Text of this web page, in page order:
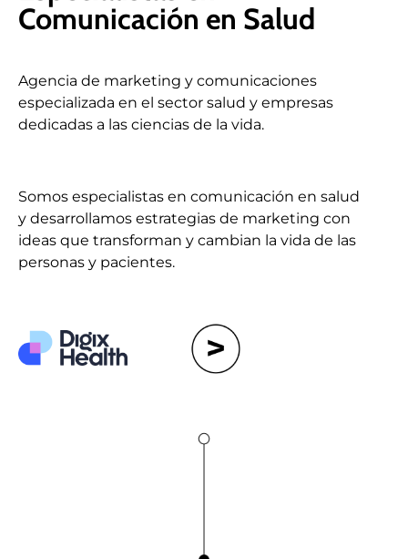
Comunicación en Salud
Agencia de marketing y comunicaciones
especializada en el sector salud y empresas
dedicadas a las ciencias de la vida.
Somos especialistas en comunicación en salud
y desarrollamos estrategias de marketing con
ideas que transforman y cambian la vida de las
personas y pacientes.